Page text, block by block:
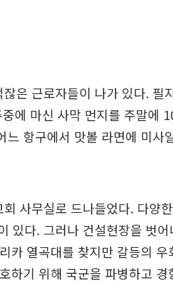
은 근로자들이 나가 있다. 필
에 마신 사막 먼지를 주말에
항구에서 맛볼 라면에 미사
사무실로 드나들었다. 다양
있다. 그러나 건설현장을 벗
카 열곡대를 찾지만 갈등의 우
하기 위해 국군을 파병하고 경